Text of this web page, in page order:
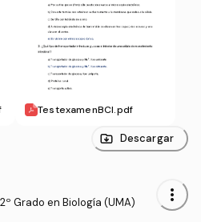
TestexamenBCI.pdf
Descargar
2º Grado en Biología (UMA) more_vert